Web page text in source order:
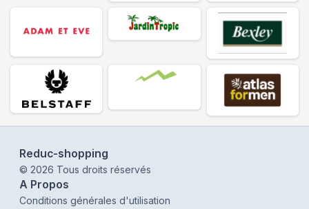
Reduc-shopping
© 2026 Tous droits réservés
A Propos
Conditions générales d'utilisation